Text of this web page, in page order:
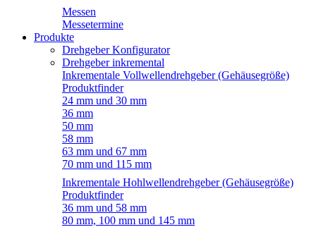
Messen
Messetermine
Produkte
Drehgeber Konfigurator
Drehgeber inkremental
Inkrementale Vollwellendrehgeber (Gehäusegröße)
Produktfinder
24 mm und 30 mm
36 mm
50 mm
58 mm
63 mm und 67 mm
70 mm und 115 mm
Inkrementale Hohlwellendrehgeber (Gehäusegröße)
Produktfinder
36 mm und 58 mm
80 mm, 100 mm und 145 mm